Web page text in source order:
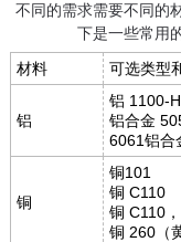
不同的需求需要不同的
下是一些常用
材料 可选类型
铝
铝 1100-
铝合金
6061铝合
铜
铜101
铜 C110
铜 C110
铜 260（